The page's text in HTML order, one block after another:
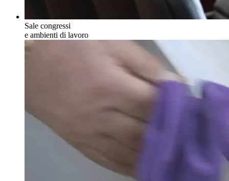
Sale congressi
e ambienti di lavoro